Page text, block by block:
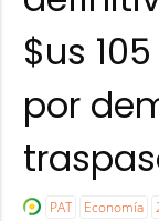
$us
por
PAT Economía